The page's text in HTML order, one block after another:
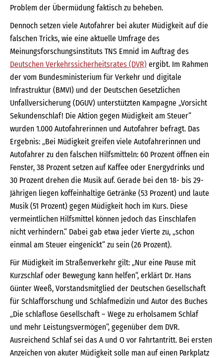
Problem der Übermüdung faktisch zu beheben.
Dennoch setzen viele Autofahrer bei akuter Müdigkeit auf die
falschen Tricks, wie eine aktuelle Umfrage des
Meinungsforschungsinstituts TNS Emnid im Auftrag des
Deutschen Verkehrssicherheitsrates (DVR) ergibt. Im Rahmen
der vom Bundesministerium für Verkehr und digitale
Infrastruktur (BMVI) und der Deutschen Gesetzlichen
Unfallversicherung (DGUV) unterstützten Kampagne „Vorsicht
Sekundenschlaf! Die Aktion gegen Müdigkeit am Steuer“
wurden 1.000 Autofahrerinnen und Autofahrer befragt. Das
Ergebnis: „Bei Müdigkeit greifen viele Autofahrerinnen und
Autofahrer zu den falschen Hilfsmitteln: 60 Prozent öffnen ein
Fenster, 38 Prozent setzen auf Kaffee oder Energydrinks und
30 Prozent drehen die Musik auf. Gerade bei den 18- bis 29-
Jährigen liegen koffeinhaltige Getränke (53 Prozent) und laute
Musik (51 Prozent) gegen Müdigkeit hoch im Kurs. Diese
vermeintlichen Hilfsmittel können jedoch das Einschlafen
nicht verhindern.“ Dabei gab etwa jeder Vierte zu, „schon
einmal am Steuer eingenickt“ zu sein (26 Prozent).
Für Müdigkeit im Straßenverkehr gilt: „Nur eine Pause mit
Kurzschlaf oder Bewegung kann helfen“, erklärt Dr. Hans
Günter Weeß, Vorstandsmitglied der Deutschen Gesellschaft
für Schlafforschung und Schlafmedizin und Autor des Buches
„Die schlaflose Gesellschaft – Wege zu erholsamem Schlaf
und mehr Leistungsvermögen“, gegenüber dem DVR.
Ausreichend Schlaf sei das A und O vor Fahrtantritt. Bei ersten
Anzeichen von akuter Müdigkeit solle man auf einen Parkplatz